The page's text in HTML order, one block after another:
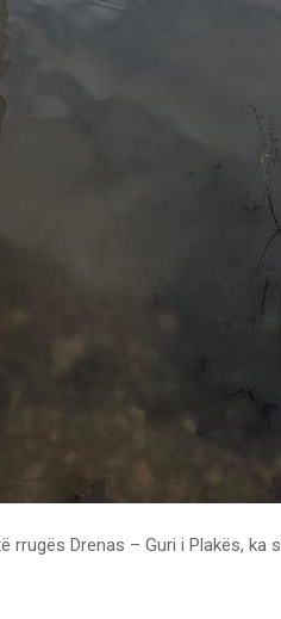
rrugës Drenas – Guri i Plakës, ka